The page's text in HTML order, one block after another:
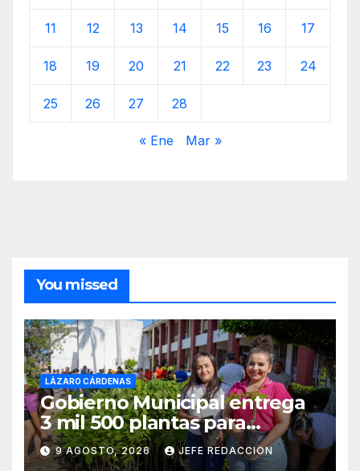
11 12 13 14 15 16 17
18 19 20 21 22 23 24
25 26 27 28
« Ene Mar »
You missed
LÁZARO CÁRDENAS
Gobierno Municipal entrega
3 mil 500 plantas para
sumarse a la Jornada
Nacional de Reforestación
9 AGOSTO, 2026 JEFE REDACCION